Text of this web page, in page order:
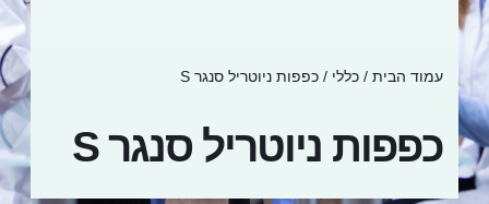
עמוד הבית / כללי / כפפות ניוטריל סנגר S
כפפות ניוטריל סנגר S